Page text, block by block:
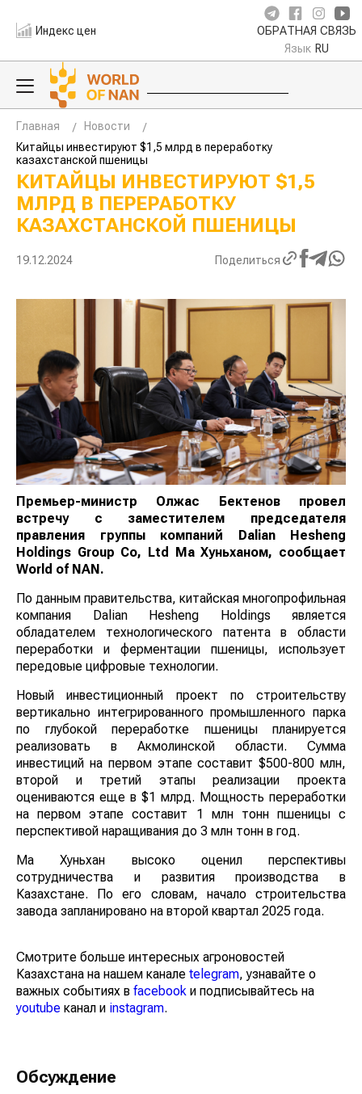
Индекс цен ОБРАТНАЯ СВЯЗЬ
Язык RU
Главная
Новости
Китайцы инвестируют $1,5 млрд в переработку
казахстанской пшеницы
КИТАЙЦЫ ИНВЕСТИРУЮТ $1,5
МЛРД В ПЕРЕРАБОТКУ
КАЗАХСТАНСКОЙ ПШЕНИЦЫ
19.12.2024 Поделиться
Премьер-министр Олжас Бектенов провел
встречу с заместителем председателя
правления группы компаний Dalian Hesheng
Holdings Group Co, Ltd Ма Хуньханом, сообщает
World of NAN.
По данным правительства, китайская многопрофильная
компания Dalian Hesheng Holdings является
обладателем технологического патента в области
переработки и ферментации пшеницы, использует
передовые цифровые технологии.
Новый инвестиционный проект по строительству
вертикально интегрированного промышленного парка
по глубокой переработке пшеницы планируется
реализовать в Акмолинской области. Сумма
инвестиций на первом этапе составит $500-800 млн,
второй и третий этапы реализации проекта
оцениваются еще в $1 млрд. Мощность переработки
на первом этапе составит 1 млн тонн пшеницы с
перспективой наращивания до 3 млн тонн в год.
Ма Хуньхан высоко оценил перспективы
сотрудничества и развития производства в
Казахстане. По его словам, начало строительства
завода запланировано на второй квартал 2025 года.
Смотрите больше интересных агроновостей
Казахстана на нашем канале telegram, узнавайте о
важных событиях в facebook и подписывайтесь на
youtube канал и instagram.
Обсуждение